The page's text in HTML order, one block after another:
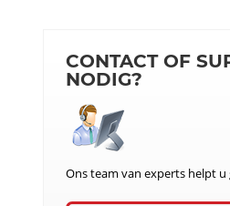
CONTACT OF
NODIG?
Ons team van experts helpt u